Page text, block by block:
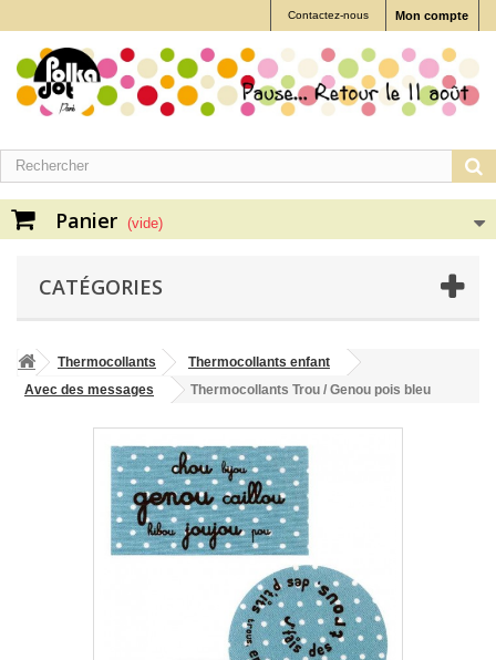
Mon compte
Contactez-nous
Panier (vide)
CATÉGORIES
Thermocollants
Thermocollants enfant
Avec des messages
Thermocollants Trou / Genou pois bleu